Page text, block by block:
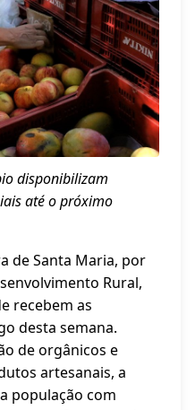
disponibilizam
até o próximo
de Santa Maria, por
Rural,
recebem as
desta semana.
de orgânicos e
artesanais, a
população com